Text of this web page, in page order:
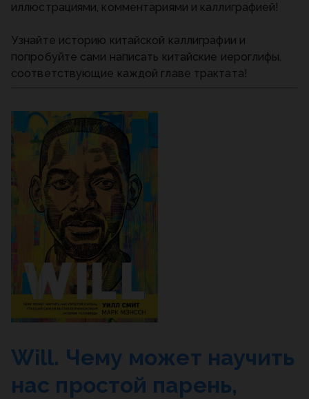
иллюстрациями, комментариями и каллиграфией!
Узнайте историю китайской каллиграфии и
попробуйте сами написать китайские иероглифы,
соответствующие каждой главе трактата!
Will. Чему может научить
нас простой парень,